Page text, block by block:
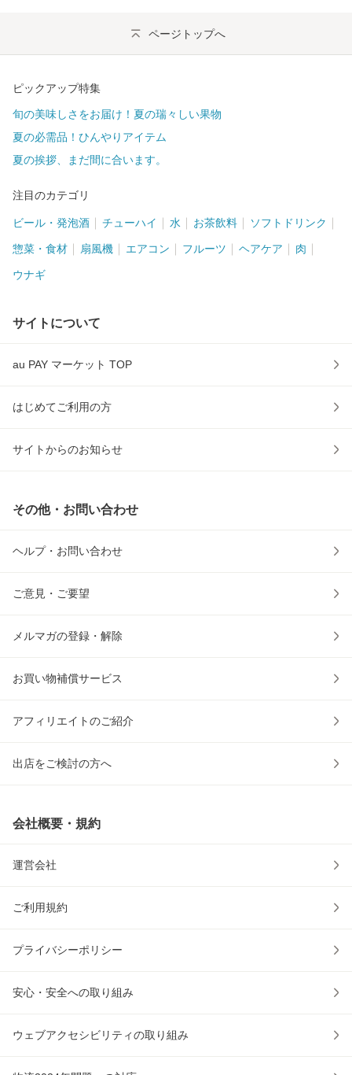
ページトップへ
ピックアップ特集
旬の美味しさをお届け！夏の瑞々しい果物
夏の必需品！ひんやりアイテム
夏の挨拶、まだ間に合います。
注目のカテゴリ
ビール・発泡酒 チューハイ 水 お茶飲料 ソフトドリンク
惣菜・食材 扇風機 エアコン フルーツ ヘアケア 肉
ウナギ
サイトについて
au PAY マーケット TOP
はじめてご利用の方
サイトからのお知らせ
その他・お問い合わせ
ヘルプ・お問い合わせ
ご意見・ご要望
メルマガの登録・解除
お買い物補償サービス
アフィリエイトのご紹介
出店をご検討の方へ
会社概要・規約
運営会社
ご利用規約
プライバシーポリシー
安心・安全への取り組み
ウェブアクセシビリティの取り組み